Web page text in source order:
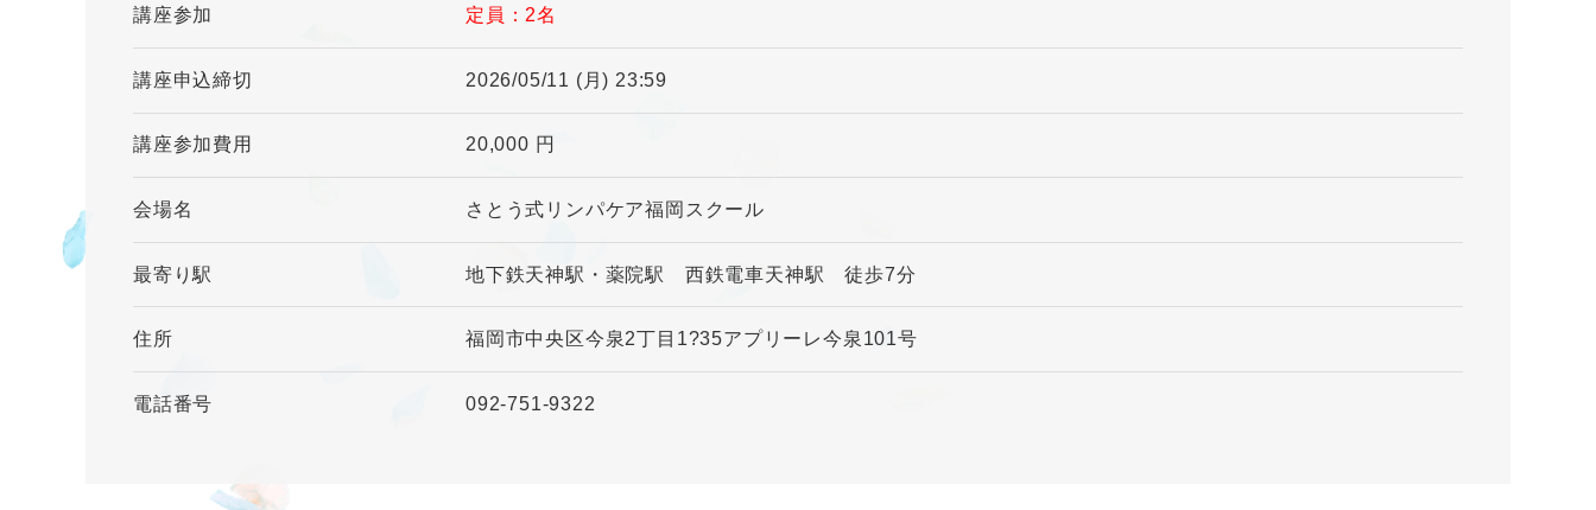
講座参加 定員：2名
講座申込締切 2026/05/11 (月) 23:59
講座参加費用 20,000 円
会場名 さとう式リンパケア福岡スクール
最寄り駅 地下鉄天神駅・薬院駅 西鉄電車天神駅 徒歩7分
住所 福岡市中央区今泉2丁目1?35アプリーレ今泉101号
電話番号 092-751-9322